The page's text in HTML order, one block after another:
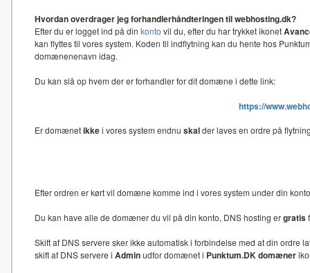
Hvordan overdrager jeg forhandlerhåndteringen til webhosting.dk?
Efter du er logget ind på din konto vil du, efter du har trykket ikonet
kan flyttes til vores system. Koden til indflytning kan du hente hos
domænenenavn idag.
Du kan slå op hvem der er forhandler for dit domæne i dette link:
https://
Er domænetikkei vores system endnu skalder laves en ordre på
Efter ordren er kørt vil domæne komme ind i vores system under din
Du kan have alle de domæner du vil på din konto, DNS hosting ergratis
Skift af DNS servere sker ikke automatisk i forbindelse med at din
skift af DNS servere i Adminudfor domænet i Punktum.DK domæner